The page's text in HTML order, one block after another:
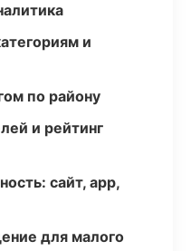
и
по району
и рейтинг
сайт, app,
для малого